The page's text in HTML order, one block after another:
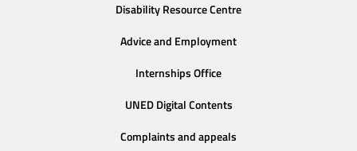
Disability Resource Centre
Advice and Employment
Internships Office
UNED Digital Contents
Complaints and appeals